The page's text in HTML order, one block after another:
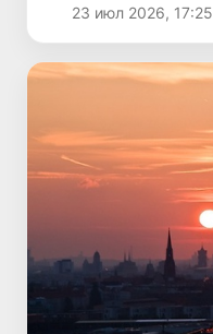
23 июл 2026, 17:25